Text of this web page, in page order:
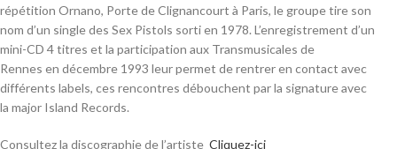
répétition Ornano, Porte de Clignancourt à Paris, le groupe tire son
nom d’un single des Sex Pistols sorti en 1978. L’enregistrement d’un
mini-CD 4 titres et la participation aux Transmusicales de
Rennes en décembre 1993 leur permet de rentrer en contact avec
différents labels, ces rencontres débouchent par la signature avec
la major Island Records.
Consultez la discographie de l’artiste Cliquez-ici